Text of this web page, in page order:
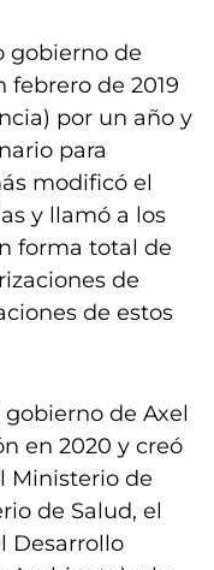
gobierno de
de 2019
por un año y
para
modificó el
y llamó a los
forma total de
de
de estos
de Axel
en 2020 y creó
Ministerio de
de Salud, el
Desarrollo